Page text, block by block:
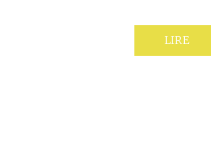
LIRE